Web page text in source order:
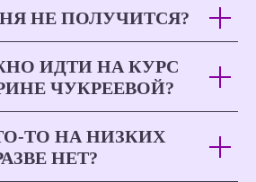
НЕ ПОЛУЧИТСЯ?
ИДТИ НА КУРС
ЧУКРЕЕВОЙ?
ТО НА НИЗКИХ
НЕТ?